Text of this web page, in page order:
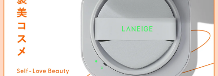
MAGAZINE
SPUR 2026 JULY